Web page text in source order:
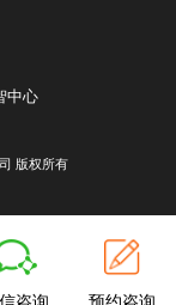
中心
版权所有